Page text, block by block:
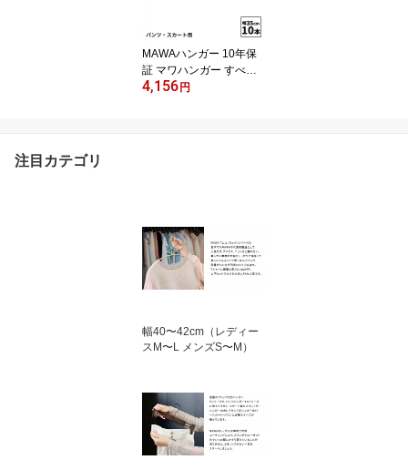
MAWAハンガー 10年保
証 マワハンガー すべら
ないハンガー パンツスカ
4,156 円
注目カテゴリ
幅40〜42cm（レディー
スM〜L メンズS〜M）